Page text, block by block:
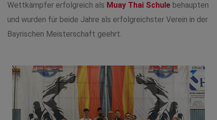
Wettkämpfer erfolgreich als Muay Thai Schule behaupten
und wurden für beide Jahre als erfolgreichster Verein in der
Bayrischen Meisterschaft geehrt.